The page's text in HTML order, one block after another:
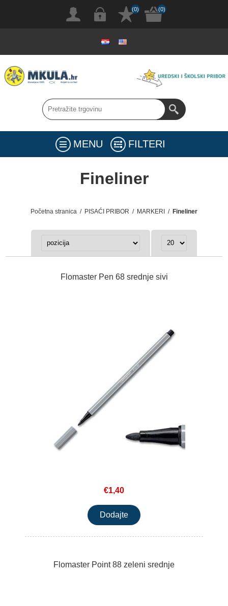
(0) (0)
MENU FILTERI
Fineliner
Početna stranica / PISAĆI PRIBOR / MARKERI / Fineliner
Flomaster Pen 68 srednje sivi
€1,40
Flomaster Point 88 zeleni srednje